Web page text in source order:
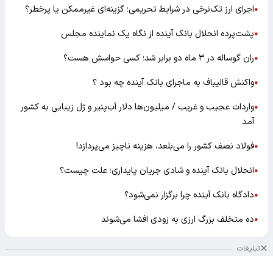
●اجرای ارز تک‌نرخی در شرایط تحریمی؛ گزینه‌ای غیرممکن یا پرخطر؟
●پشت‌پرده انحلال بانک آینده از نگاه یک نماینده مجلس
●ران گوساله در ۳ ماه دو برابر شد؛ کسی حواسش هست؟
●واکنش قالیباف به ماجرای بانک آینده چه بود ؟
●واردات عجیب و غریب / میلیون‌ها دلار آب‌پنیر و ژل زیبایی به کشور
آمد
●فولاد نصف کشور را می‌بلعد، هزینه ناچیز می‌پردازد!
●انحلال بانک آینده و شادی جریان پایداری؛ علت چیست؟
●دادگاه بانک آینده چرا برگزار نمی‌شود؟
●ده متخلف بزرگ ارزی به زودی افشا می‌شوند
تبلیغات